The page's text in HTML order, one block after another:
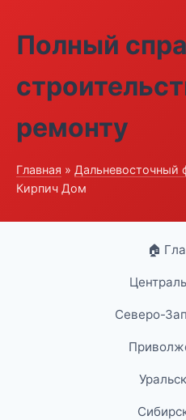
Полный
ремонту
Главная » Дальневосточный
Кирпич Дом
🏠
Северо-